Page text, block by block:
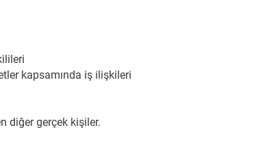
kapsamında iş ilişkileri
diğer gerçek kişiler.